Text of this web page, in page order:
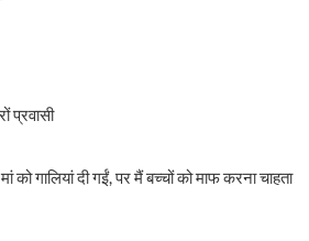
प्रवासी
को गालियां दी गईं, पर मैं बच्चों को माफ करना चाहता